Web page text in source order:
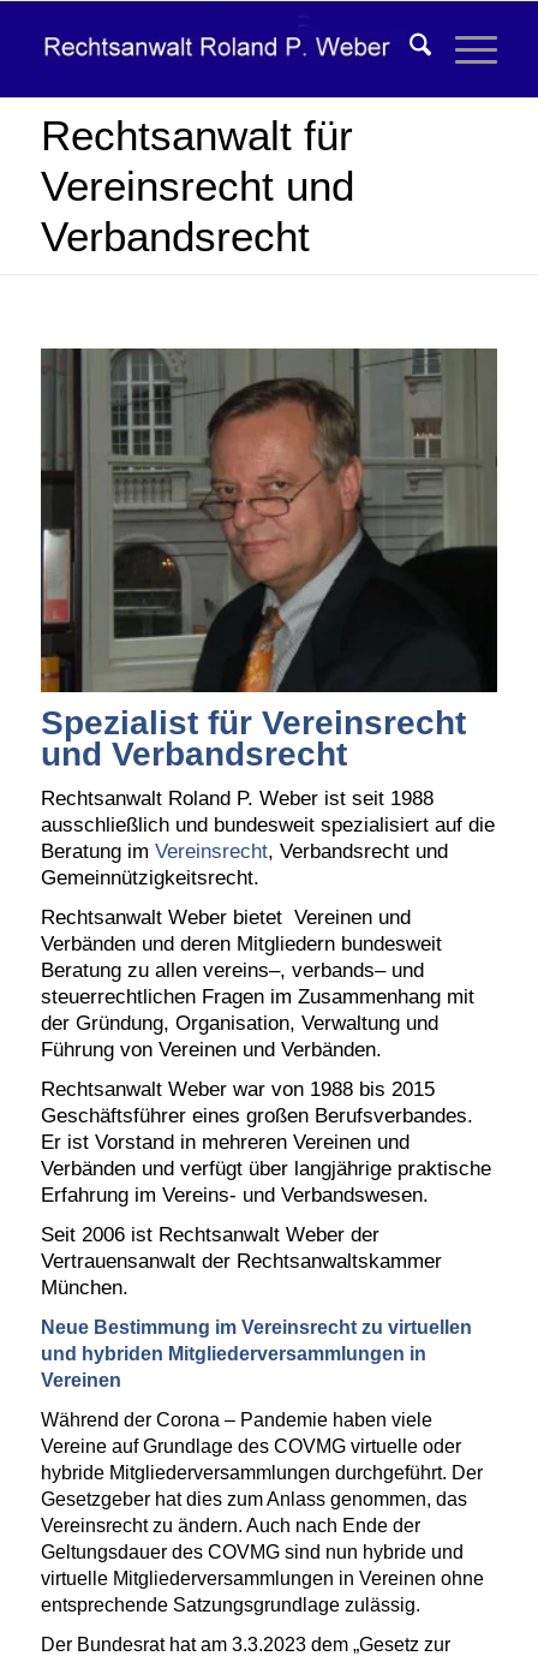
Rechtsanwalt für
Vereinsrecht und
Verbandsrecht
Spezialist für Vereinsrecht
und Verbandsrecht
Rechtsanwalt Roland P. Weber ist seit 1988
ausschließlich und bundesweit spezialisiert auf die
Beratung im Vereinsrecht, Verbandsrecht und
Gemeinnützigkeitsrecht.
Rechtsanwalt Weber bietet Vereinen und
Verbänden und deren Mitgliedern bundesweit
Beratung zu allen vereins–, verbands–und
steuerrechtlichen Fragen im Zusammenhang mit
der Gründung, Organisation, Verwaltung und
Führung von Vereinen und Verbänden.
Rechtsanwalt Weber war von 1988 bis 2015
Geschäftsführer eines großen Berufsverbandes.
Er ist Vorstand in mehreren Vereinen und
Verbänden und verfügt über langjährige praktische
Erfahrung im Vereins- und Verbandswesen.
Seit 2006 ist Rechtsanwalt Weber der
Vertrauensanwalt der Rechtsanwaltskammer
München.
Neue Bestimmung im Vereinsrecht zu virtuellen
und hybriden Mitgliederversammlungen in
Vereinen
Während der Corona – Pandemie haben viele
Vereine auf Grundlage des COVMG virtuelle oder
hybride Mitgliederversammlungen durchgeführt. Der
Gesetzgeber hat dies zum Anlass genommen, das
Vereinsrecht zu ändern. Auch nach Ende der
Geltungsdauer des COVMG sind nun hybride und
virtuelle Mitgliederversammlungen in Vereinen ohne
entsprechende Satzungsgrundlage zulässig.
Der Bundesrat hat am 3.3.2023 dem „Gesetz zur